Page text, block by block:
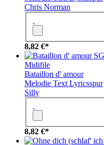
Chris Norman
8,82 €*
Midifile
Bataillon d' amour
Melodie Text Lyricsspur
Silly
8,82 €*